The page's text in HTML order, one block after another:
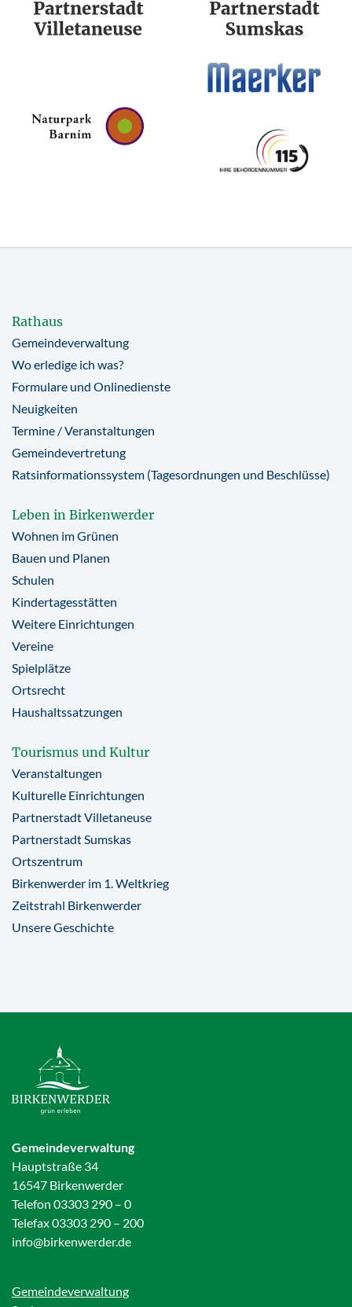
Rathaus
Gemeindeverwaltung
Wo erledige ich was?
Formulare und Onlinedienste
Neuigkeiten
Termine / Veranstaltungen
Gemeindevertretung
Ratsinformationssystem (Tagesordnungen und Beschlüsse)
Leben in Birkenwerder
Wohnen im Grünen
Bauen und Planen
Schulen
Kindertagesstätten
Weitere Einrichtungen
Vereine
Spielplätze
Ortsrecht
Haushaltssatzungen
Tourismus und Kultur
Veranstaltungen
Kulturelle Einrichtungen
Partnerstadt Villetaneuse
Partnerstadt Sumskas
Ortszentrum
Birkenwerder im 1. Weltkrieg
Zeitstrahl Birkenwerder
Unsere Geschichte
Gemeindeverwaltung
Hauptstraße 34
16547 Birkenwerder
Telefon 03303 290 – 0
Telefax 03303 290 – 200
info@birkenwerder.de
Gemeindeverwaltung